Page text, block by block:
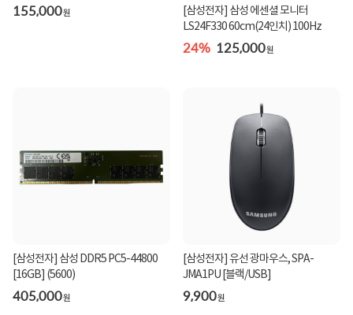
155,000원
[삼성전자] 삼성 에센셜 모니터
LS24F330 60cm(24인치) 100Hz
24% 125,000원
[삼성전자] 삼성 DDR5 PC5-44800
[16GB] (5600)
405,000원
[삼성전자] 유선 광마우스, SPA-
JMA1PU [블랙/USB]
9,900원